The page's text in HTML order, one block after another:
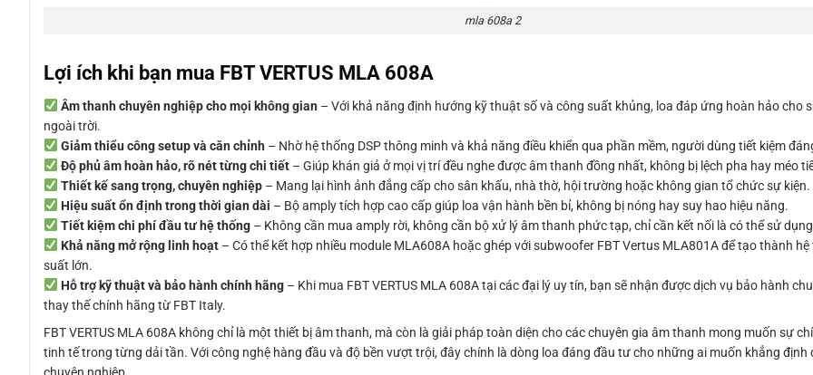
mla 608a 2
Lợi ích khi bạn mua FBT VERTUS MLA 608A
Âm thanh chuyên nghiệp cho mọi không gian – Với khả năng định hướng kỹ thuật số và công suất khủng, loa đáp ứng hoàn hảo cho
ngoài trời.
Giảm thiểu công setup và căn chỉnh – Nhờ hệ thống DSP thông minh và khả năng điều khiển qua phần mềm, người dùng tiết kiệm
Độ phủ âm hoàn hảo, rõ nét từng chi tiết– Giúp khán giả ở mọi vị trí đều nghe được âm thanh đồng nhất, không bị lệch pha hay méo
Thiết kế sang trọng, chuyên nghiệp– Mang lại hình ảnh đẳng cấp cho sân khấu, nhà thờ, hội trường hoặc không gian tổ chức sự kiện.
Hiệu suất ổn định trong thời gian dài – Bộ amply tích hợp cao cấp giúp loa vận hành bền bỉ, không bị nóng hay suy hao hiệu năng.
Tiết kiệm chi phí đầu tư hệ thống– Không cần mua amply rời, không cần bộ xử lý âm thanh phức tạp, chỉ cần kết nối là có thể sử
Khả năng mở rộng linh hoạt– Có thể kết hợp nhiều module MLA608A hoặc ghép với subwoofer FBT Vertus MLA801A để tạo thành
suất lớn.
Hỗ trợ kỹ thuật và bảo hành chính hãng– Khi mua FBT VERTUS MLA 608A tại các đại lý uy tín, bạn sẽ nhận được dịch vụ bảo hành
thay thế chính hãng từ FBT Italy.
FBT VERTUS MLA 608A không chỉ là một thiết bị âm thanh, mà còn là giải pháp toàn diện cho các chuyên gia âm thanh mong muốn sự
tinh tế trong từng dải tần. Với công nghệ hàng đầu và độ bền vượt trội, đây chính là dòng loa đáng đầu tư cho những ai muốn khẳng định